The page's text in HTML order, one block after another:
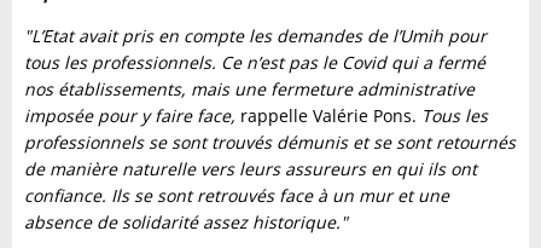
"L’Etat avait pris en compte les demandes de l’Umih pour
tous les professionnels. Ce n’est pas le Covid qui a fermé
nos établissements, mais une fermeture administrative
imposée pour y faire face, rappelle Valérie Pons. Tous les
professionnels se sont trouvés démunis et se sont retournés
de manière naturelle vers leurs assureurs en qui ils ont
confiance. Ils se sont retrouvés face à un mur et une
absence de solidarité assez historique."